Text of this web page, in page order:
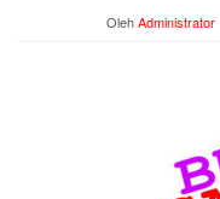
OlehAdministrator